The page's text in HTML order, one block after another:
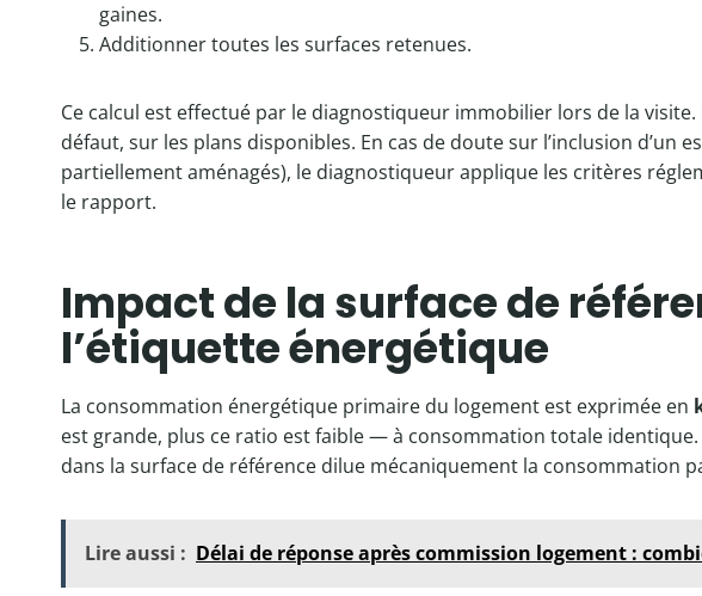
gaines.
Additionner toutes les surfaces retenues.
Ce calcul est effectué par le diagnostiqueur immobilier lors de la
défaut, sur les plans disponibles. En cas de doute sur l’inclusion d’un
partiellement aménagés), le diagnostiqueur applique les critères
le rapport.
Impact de la surface de
l’étiquette énergétique
La consommation énergétique primaire du logement est exprimée en
est grande, plus ce ratio est faible — à consommation totale
dans la surface de référence dilue mécaniquement la consommation
Lire aussi : Délai de réponse après commission logement :